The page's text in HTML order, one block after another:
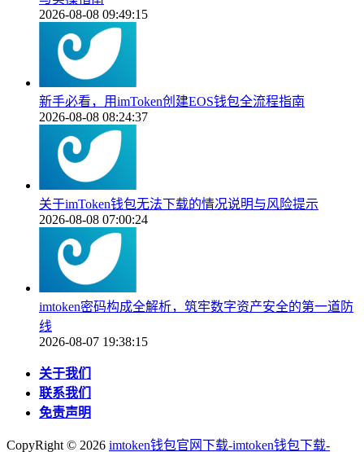
2026-08-08 09:49:15
新手必看，用imToken创建EOS钱包全流程指南
2026-08-08 08:24:37
关于imToken钱包无法下载的情况说明与风险提示
2026-08-08 07:00:24
imtoken密码构成全解析，筑牢数字资产安全的第一道防
线
2026-08-07 19:38:15
关于我们
联系我们
免责声明
CopyRight © 2026 imtoken钱包官网下载-imtoken钱包下载-